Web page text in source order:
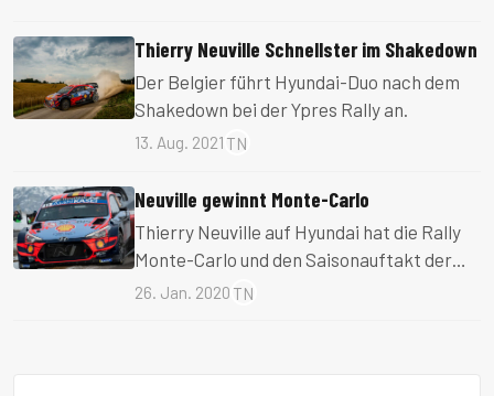
Thierry Neuville Schnellster im Shakedown
Der Belgier führt Hyundai-Duo nach dem
Shakedown bei der Ypres Rally an.
13. Aug. 2021 TN
Neuville gewinnt Monte-Carlo
Thierry Neuville auf Hyundai hat die Rally
Monte-Carlo und den Saisonauftakt der
WRC Saison gewonnen.
26. Jan. 2020 TN